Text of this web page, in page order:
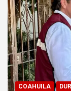
COAHUILA